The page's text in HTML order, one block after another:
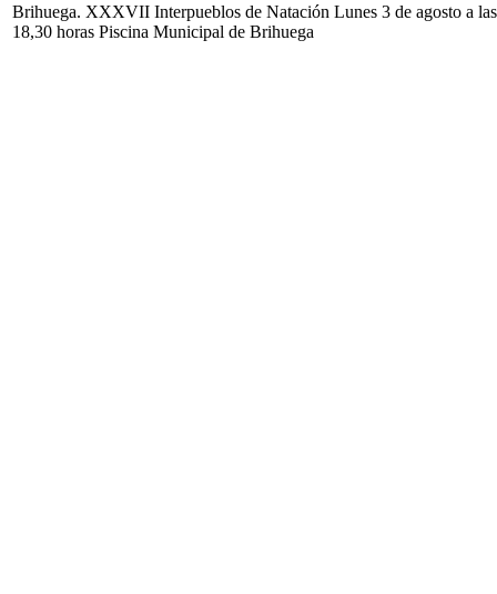
Brihuega. XXXVII Interpueblos de Natación Lunes 3 de agosto a las
18,30 horas Piscina Municipal de Brihuega